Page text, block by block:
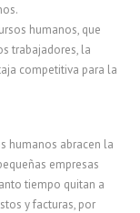
humanos, que
trabajadores, la
competitiva para la
humanos abracen la
empresas
tiempo quitan a
y facturas, por